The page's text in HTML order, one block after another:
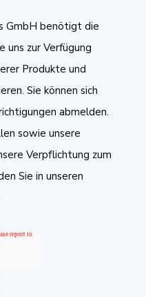
GmbH benötigt die
uns zur Verfügung
Produkte und
Sie können sich
abmelden.
sowie unsere
Verpflichtung zum
Sie in unseren